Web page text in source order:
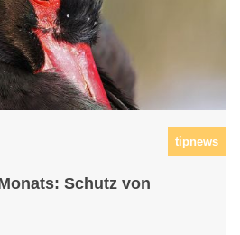
tipnews
Schutz von